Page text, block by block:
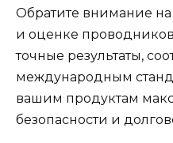
Обратите внимание
и оценке
точные результаты,
международным
вашим продуктам
безопасности и